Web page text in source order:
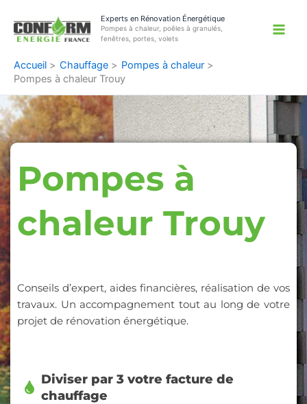
contenu
Experts en Rénovation Énergétique
Pompes à chaleur, poêles à granulés,
fenêtres, portes, volets
Accueil Chauffage
Pompes à chaleur
Pompes à chaleur Trouy
Pompes à
chaleur Trouy
Conseils d’expert, aides financières, réalisation de vos
travaux. Un accompagnement tout au long de votre
projet de rénovation énergétique.
Diviser par 3 votre facture de
chauffage